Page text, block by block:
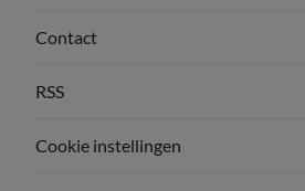
Contact
RSS
Cookie instellingen